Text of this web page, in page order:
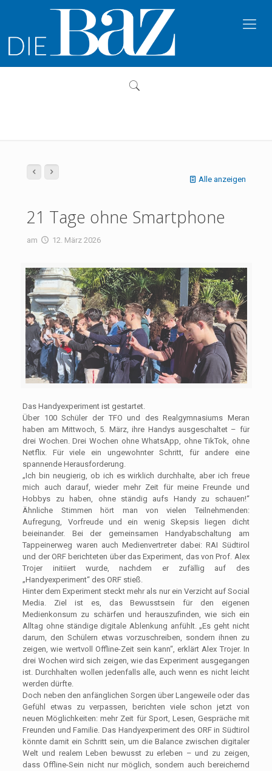
Alle anzeigen
21 Tage ohne Smartphone
am 12. März 2026
Das Handyexperiment ist gestartet.
Über 100 Schüler der TFO und des Realgymnasiums Meran
haben am Mittwoch, 5. März, ihre Handys ausgeschaltet – für
drei Wochen. Drei Wochen ohne Whats­App, ohne TikTok, ohne
Netflix. Für viele ein ungewohnter Schritt, für andere eine
spannende Herausforderung.
„Ich bin neugierig, ob ich es wirklich durchhalte, aber ich freue
mich auch darauf, wieder mehr Zeit für meine Freunde und
Hobbys zu haben, ohne ständig aufs Handy zu schauen!“
Ähnliche Stimmen hört man von vielen Teilnehmenden:
Aufregung, Vorfreude und ein wenig Skepsis liegen dicht
beieinander. Bei der gemeinsamen Handyabschaltung am
Tappeinerweg waren auch Medienvertreter dabei: RAI Südtirol
und der ORF berichteten über das Experiment, das von Prof. Alex
Trojer initiiert wurde, nachdem er zufällig auf des
„Handyexperiment“ des ORF stieß.
Hinter dem Experiment steckt mehr als nur ein Verzicht auf Social
Media. Ziel ist es, das Bewusstsein für den eigenen
Medienkonsum zu schärfen und herauszufinden, wie sich ein
Alltag ohne ständige digitale Ablenkung anfühlt. „Es geht nicht
darum, den Schülern etwas vorzuschreiben, sondern ihnen zu
zeigen, wie wertvoll Offline-Zeit sein kann“, erklärt Alex Trojer. In
drei Wochen wird sich zeigen, wie das Experiment ausgegangen
ist. Durchhalten wollen jedenfalls alle, auch wenn es nicht leicht
werden dürfte.
Doch neben den anfänglichen Sorgen über Langeweile oder das
Gefühl etwas zu verpassen, berichten viele schon jetzt von
neuen Möglichkeiten: mehr Zeit für Sport, Lesen, Gespräche mit
Freunden und Familie. Das Handyexperiment des ORF in Südtirol
könnte damit ein Schritt sein, um die Balance zwischen digitaler
Welt und realem Leben bewusst zu erleben – und zu zeigen,
dass Offline-Sein nicht nur möglich, sondern auch bereichernd